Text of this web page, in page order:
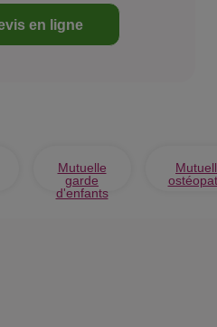
en ligne
Mutuelle
garde
d'enfants